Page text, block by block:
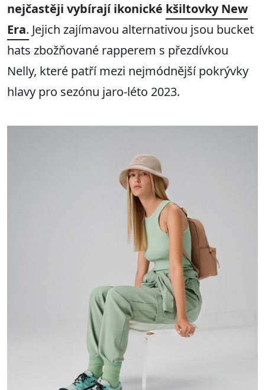
nejčastěji vybírají ikonické kšiltovky New
Era. Jejich zajímavou alternativou jsou bucket
hats zbožňované rapperem s přezdívkou
Nelly, které patří mezi nejmódnější pokrývky
hlavy pro sezónu jaro-léto 2023.